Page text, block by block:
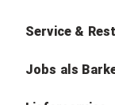
Service &
Jobs als